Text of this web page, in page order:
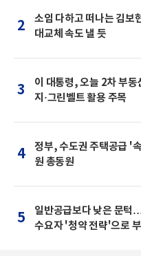
2
소임 다하고 떠나는 김보
대교체 속도 낼 듯
3
이 대통령, 오늘 2차 부
지·그린벨트 활용 주목
4
정부, 수도권 주택공급 '
원 총동원
5
일반공급보다 낮은 문턱
수요자 '청약 전략'으로